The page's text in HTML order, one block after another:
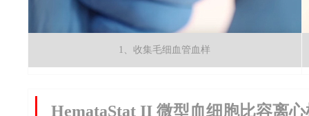
1、收集毛细血管血样
HemataStat II 微型血细胞比容离